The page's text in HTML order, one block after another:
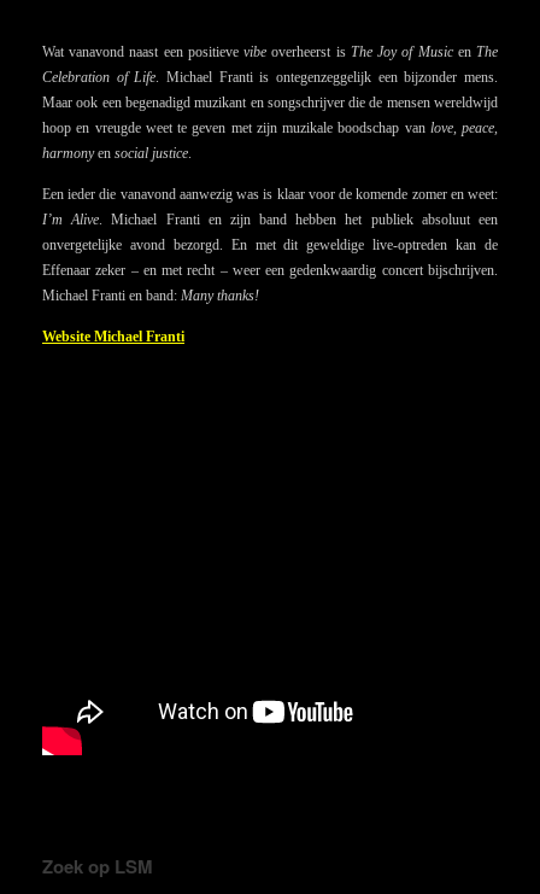
Wat vanavond naast een positievevibe overheerst is The Joy of MusicenThe
Celebration of Life . Michael Franti is ontegenzeggelijk een bijzonder mens.
Maar ook een begenadigd muzikant en songschrijver die de mensen wereldwijd
hoop en vreugde weet te geven met zijn muzikale boodschap van love, peace,
harmonyen social justice
Een ieder die vanavond aanwezig was is klaar voor de komende zomer en weet:
I’m Alive . Michael Franti en zijn band hebben het publiek absoluut een
onvergetelijke avond bezorgd. En met dit geweldige live-optreden kan de
Effenaar zeker – en met recht – weer een gedenkwaardig concert bijschrijven.
Michael Franti en band: Many thanks!
Website Michael Franti
Zoek op LSM